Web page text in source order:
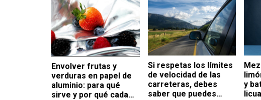
Envolver frutas y
verduras en papel de
aluminio: para qué
sirve y por qué cada
Si respetas los límites
de velocidad de las
carreteras, debes
saber que puedes
y